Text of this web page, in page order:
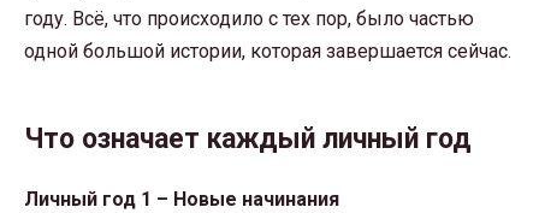
году. Всё, что происходило с тех пор, было частью
одной большой истории, которая завершается сейчас.
Что означает каждый личный год
Личный год 1 – Новые начинания